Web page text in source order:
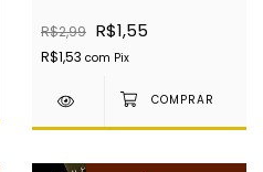
R$2,99 R$1,55
R$1,53 com Pix